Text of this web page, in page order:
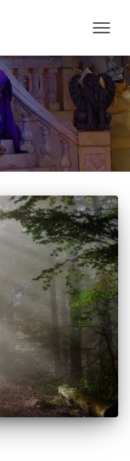
ビ
ゲ
ー
ョ
ン
を
切
え